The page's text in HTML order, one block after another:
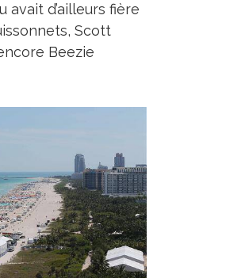
d’ailleurs fière
Scott
Beezie